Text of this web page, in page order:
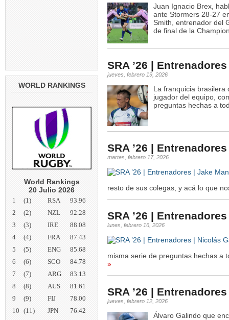
WORLD RANKINGS
World Rankings
20 Julio 2026
1 (1) RSA
93.96
2
(2) NZL
92.28
3
(3) IRE
88.08
4
(4) FRA
87.43
5
(5) ENG
85.68
6
(6) SCO
84.78
7
(7) ARG
83.13
8
(8) AUS
81.61
9
(9) FIJ
78.00
10 (11) JPN 76.42
Juan Ignacio Brex,
ante Stormers 28-27
Smith, entrenador del
de final de la
SRA ’26 |
jueves, febrero 19, 2026
La franquicia brasilera
jugador del equipo,
preguntas hechas a
SRA ’26 |
martes, febrero 17, 2026
resto de sus colegas, y acá lo que
SRA ’26 |
lunes, febrero 16, 2026
misma serie de preguntas hechas a
»
SRA ’26 |
jueves, febrero 12, 2026
Álvaro Galindo que